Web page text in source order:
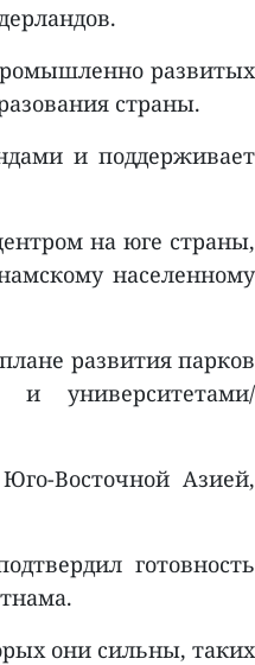
развитых
страны.
и поддерживает
на юге страны,
населенному
развития парков
и университетами/
Восточной Азией,
готовность
они сильны, таких